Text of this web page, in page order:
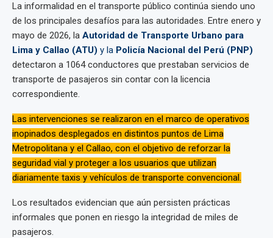
La informalidad en el transporte público continúa siendo uno
de los principales desafíos para las autoridades. Entre enero y
mayo de 2026, la Autoridad de Transporte Urbano para
Lima y Callao (ATU) y la Policía Nacional del Perú (PNP)
detectaron a 1064 conductores que prestaban servicios de
transporte de pasajeros sin contar con la licencia
correspondiente.
Las intervenciones se realizaron en el marco de operativos
inopinados desplegados en distintos puntos de Lima
Metropolitana y el Callao, con el objetivo de reforzar la
seguridad vial y proteger a los usuarios que utilizan
diariamente taxis y vehículos de transporte convencional.
Los resultados evidencian que aún persisten prácticas
informales que ponen en riesgo la integridad de miles de
pasajeros.